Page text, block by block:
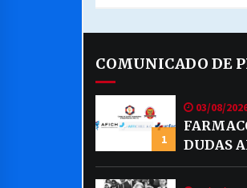
COMUNICADO DE
1
03/08/
DUDAS
VENTA DE